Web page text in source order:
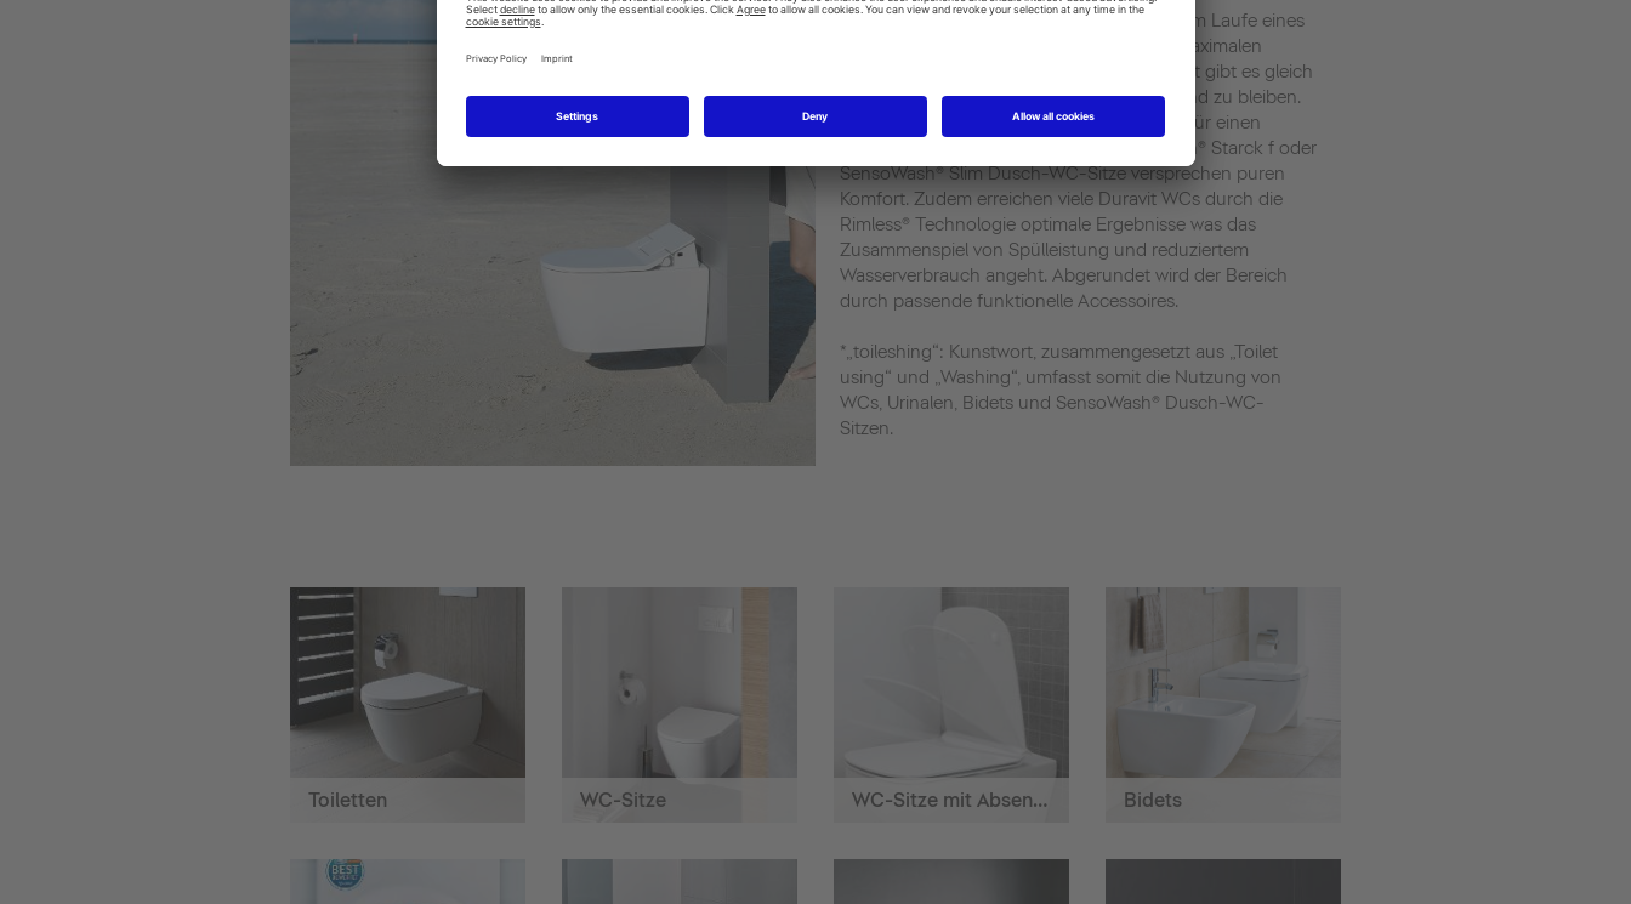
Der Gang zur Toilette einer der häufigsten im Laufe eines
Tages. Umso wichtiger, vor allem hier auf maximalen
Komfort und Hygiene zu setzen. Von Duravit gibt es gleich
mehrere Optionen, sauber und somit gesund zu bleiben.
Keramikglasuren wie HygieneGlaze sorgen für einen
höchsten Hygienestandard. Die SensoWash® Starck f oder
SensoWash® Slim Dusch-WC-Sitze versprechen puren
Komfort. Zudem erreichen viele Duravit WCs durch die
Rimless® Technologie optimale Ergebnisse was das
Zusammenspiel von Spülleistung und reduziertem
Wasserverbrauch angeht. Abgerundet wird der Bereich
durch passende funktionelle Accessoires.
*„toileshing“: Kunstwort, zusammengesetzt aus „Toilet
using“ und „Washing“, umfasst somit die Nutzung von
WCs, Urinalen, Bidets und SensoWash® Dusch-WC-
Sitzen.
Toiletten WC-Sitze WC-Sitze mit Absenkautomatik Bidets